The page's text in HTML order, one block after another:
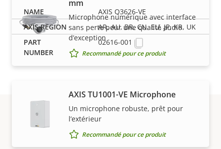
mm
Microphone numérique avec interface
sans perte pour une qualité audio
d’exception
Recommandé pour ce produit
AXIS TU1001-VE Microphone
Un microphone robuste, prêt pour
l’extérieur
Recommandé pour ce produit
AXIS Q3626-VE
AR, AU, BR, CN, EU, JP, KR, UK
02616-001
Assistance et